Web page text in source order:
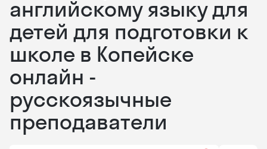
английскому языку для
детей для подготовки к
школе в Копейске
онлайн -
русскоязычные
преподаватели
Skysmart Chat